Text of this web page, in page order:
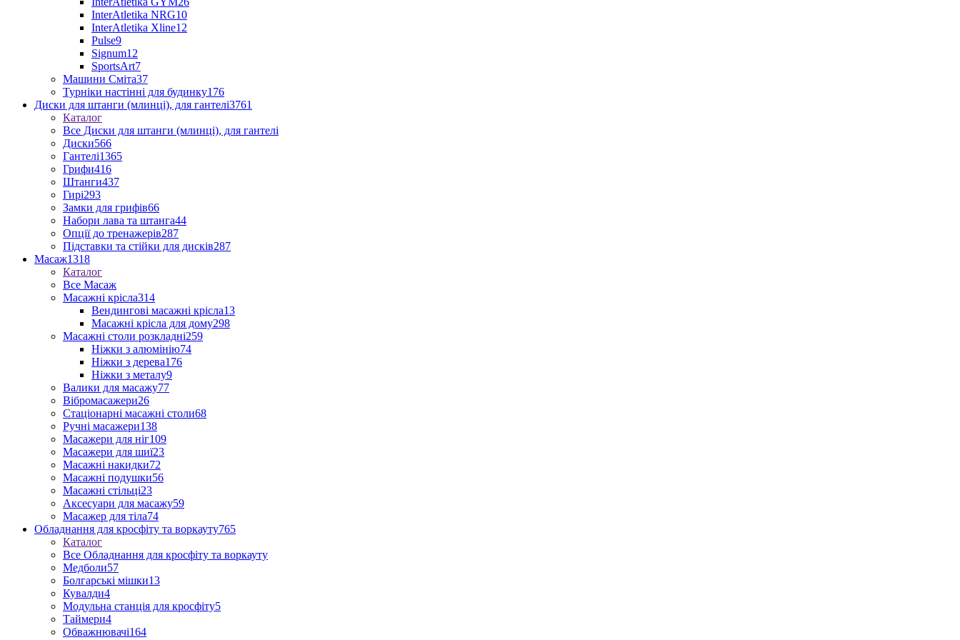
InterAtletika NRG10
InterAtletika Xline12
Pulse9
Signum12
SportsArt7
Машини Сміта37
Турніки настінні для будинку176
Диски для штанги (млинці), для гантелі3761
Каталог
Все Диски для штанги (млинці), для гантелі
Диски566
Гантелі1365
Грифи416
Штанги437
Гирі293
Замки для грифів66
Набори лава та штанга44
Опції до тренажерів287
Підставки та стійки для дисків287
Масаж1318
Каталог
Все Масаж
Масажні крісла314
Вендингові масажні крісла13
Масажні крісла для дому298
Масажні столи розкладні259
Ніжки з алюмінію74
Ніжки з дерева176
Ніжки з металу9
Валики для масажу77
Вібромасажери26
Стаціонарні масажні столи68
Ручні масажери138
Масажери для ніг109
Масажери для шиї23
Масажні накидки72
Масажні подушки56
Масажні стільці23
Аксесуари для масажу59
Масажер для тіла74
Обладнання для кросфіту та воркауту765
Каталог
Все Обладнання для кросфіту та воркауту
Медболи57
Болгарські мішки13
Кувалди4
Модульна станція для кросфіту5
Таймери4
Обважнювачі164